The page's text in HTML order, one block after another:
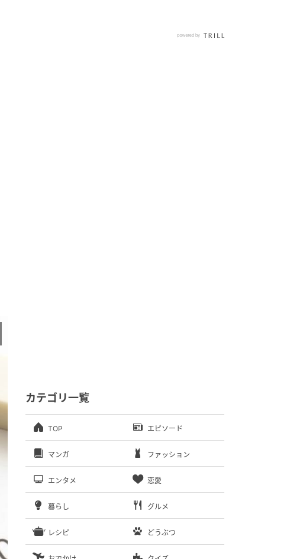
カテゴリ一覧
TOP エピソード
マンガ ファッション
エンタメ 恋愛
暮らし グルメ
レシピ どうぶつ